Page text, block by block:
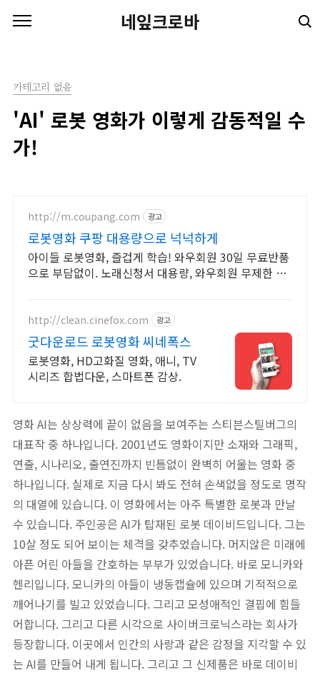
네잎크로바
카테고리 없음
'AI' 로봇 영화가 이렇게 감동적일 수
가!
http://m.coupang.com 광고
로봇영화 쿠팡 대용량으로 넉넉하게
아이들 로봇영화, 즐겁게 학습! 와우회원 30일 무료반품
으로 부담없이. 노래신청서 대용량, 와우회원 무제한 무
http://clean.cinefox.com 광고
굿다운로드 로봇영화 씨네폭스
로봇영화, HD고화질 영화, 애니, TV
시리즈 합법다운, 스마트폰 감상.
영화 AI는 상상력에 끝이 없음을 보여주는 스티븐스틸버그의
대표작 중 하나입니다. 2001년도 영화이지만 소재와 그래픽,
연출, 시나리오, 출연진까지 빈틈없이 완벽히 어울는 영화 중
하나입니다. 실제로 지금 다시 봐도 전혀 손색없을 정도로 명작
의 대열에 있습니다. 이 영화에서는 아주 특별한 로봇과 만날
수 있습니다. 주인공은 AI가 탑재된 로봇 데이비드입니다. 그는
10살 정도 되어 보이는 체격을 갖추었습니다. 머지않은 미래에
아픈 어린 아들을 간호하는 부부가 있었습니다. 바로 모니카와
헨리입니다. 모니카의 아들이 냉동캡슐에 있으며 기적적으로
깨어나기를 빌고 있었습니다. 그리고 모성애적인 결핍에 힘들
어합니다. 그리고 다른 시각으로 사이버크로닉스라는 회사가
등장합니다. 이곳에서 인간의 사랑과 같은 감정을 지각할 수 있
는 AI를 만들어 내게 됩니다. 그리고 그 신제품은 바로 데이비